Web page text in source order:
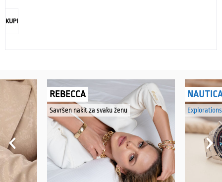
KUPI
REBECCA
Savršen nakit za svaku ženu